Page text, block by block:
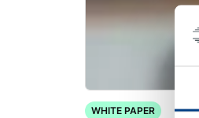
WHITE PAPER